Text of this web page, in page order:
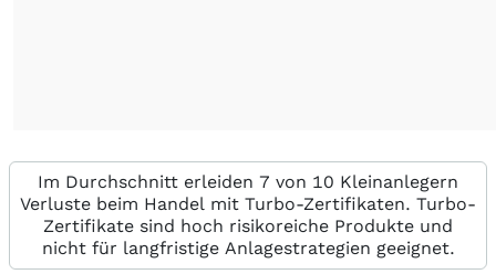
Im Durchschnitt erleiden 7 von 10 Kleinanlegern
Verluste beim Handel mit Turbo-Zertifikaten. Turbo-
Zertifikate sind hoch risikoreiche Produkte und
nicht für langfristige Anlagestrategien geeignet.